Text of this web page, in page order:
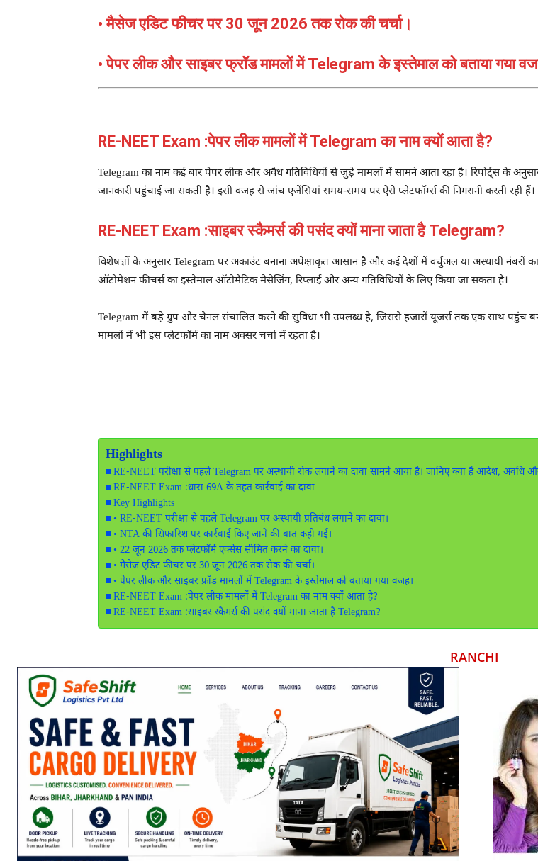
• मैसेज एडिट फीचर पर 30 जून 2026 तक रोक की चर्चा।
• पेपर लीक और साइबर फ्रॉड मामलों में Telegram के इस्तेमाल को बताया गया
RE-NEET Exam :पेपर लीक मामलों में Telegram का नाम क्यों आता है?
Telegram का नाम कई बार पेपर लीक और अवैध गतिविधियों से जुड़े मामलों में सामने आता रहा है। रिपोर्ट्स के
जानकारी पहुंचाई जा सकती है। इसी वजह से जांच एजेंसियां समय-समय पर ऐसे प्लेटफॉर्म्स की निगरानी करती रही हैं।
RE-NEET Exam :साइबर स्कैमर्स की पसंद क्यों माना जाता है Telegram?
विशेषज्ञों के अनुसार Telegram पर अकाउंट बनाना अपेक्षाकृत आसान है और कई देशों में वर्चुअल या अस्थायी नंबरों
ऑटोमेशन फीचर्स का इस्तेमाल ऑटोमैटिक मैसेजिंग, रिप्लाई और अन्य गतिविधियों के लिए किया जा सकता है।
Telegram में बड़े ग्रुप और चैनल संचालित करने की सुविधा भी उपलब्ध है, जिससे हजारों यूजर्स तक एक साथ पहुंच
मामलों में भी इस प्लेटफॉर्म का नाम अक्सर चर्चा में रहता है।
Highlights
RE-NEET परीक्षा से पहले Telegram पर अस्थायी रोक लगाने का दावा सामने आया है। जानिए क्या हैं आदेश, अवधि
RE-NEET Exam :धारा 69A के तहत कार्रवाई का दावा
Key Highlights
• RE-NEET परीक्षा से पहले Telegram पर अस्थायी प्रतिबंध लगाने का दावा।
• NTA की सिफारिश पर कार्रवाई किए जाने की बात कही गई।
• 22 जून 2026 तक प्लेटफॉर्म एक्सेस सीमित करने का दावा।
• मैसेज एडिट फीचर पर 30 जून 2026 तक रोक की चर्चा।
• पेपर लीक और साइबर फ्रॉड मामलों में Telegram के इस्तेमाल को बताया गया वजह।
RE-NEET Exam :पेपर लीक मामलों में Telegram का नाम क्यों आता है?
RE-NEET Exam :साइबर स्कैमर्स की पसंद क्यों माना जाता है Telegram?
RANCHI